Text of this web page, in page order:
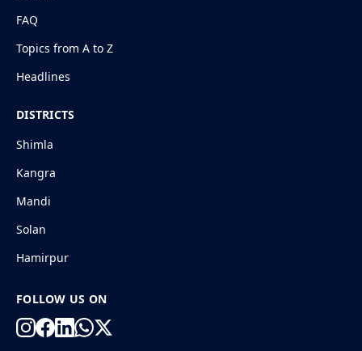
FAQ
Topics from A to Z
Headlines
DISTRICTS
Shimla
Kangra
Mandi
Solan
Hamirpur
FOLLOW US ON